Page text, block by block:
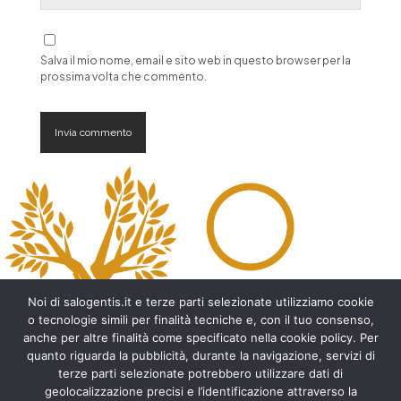
Salva il mio nome, email e sito web in questo browser per la
prossima volta che commento.
A
l
t
e
r
n
a
v
e
:
Archeologia del Salento
Cripte e ambienti rupestri del Salento
Noi di salogentis.it e terze parti selezionate utilizziamo cookie
o tecnologie simili per finalità tecniche e, con il tuo consenso,
anche per altre finalità come specificato nella cookie policy. Per
quanto riguarda la pubblicità, durante la navigazione, servizi di
terze parti selezionate potrebbero utilizzare dati di
geolocalizzazione precisi e l’identificazione attraverso la